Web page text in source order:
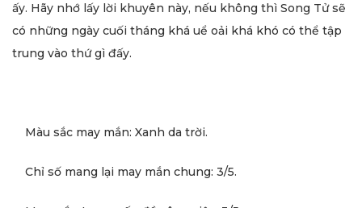
ấy. Hãy nhớ lấy lời khuyên này, nếu không thì Song Tử sẽ
có những ngày cuối tháng khá uể oải khá khó có thể tập
trung vào thứ gì đấy.
Màu sắc may mắn: Xanh da trời.
Chỉ số mang lại may mắn chung: 3/5.